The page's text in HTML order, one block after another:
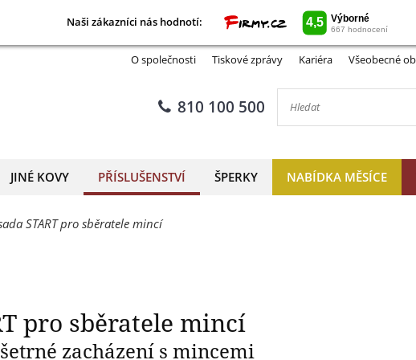
Naši zákazníci nás hodnotí:
O společnosti Tiskové zprávy Kariéra Všeobecné
810 100 500
JINÉ KOVY PŘÍSLUŠENSTVÍ ŠPERKY NABÍDKA MĚSÍCE
START pro sběratele mincí
pro sběratele mincí
zacházení s mincemi
sada START pro
Naši zákazníci nás hodnotí: